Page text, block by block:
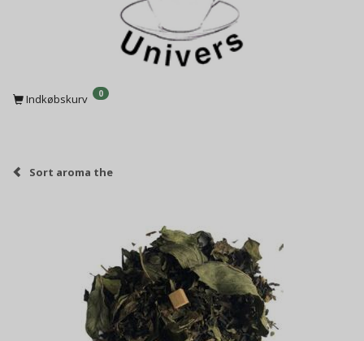
Indkøbskurv 0
Sort aroma the